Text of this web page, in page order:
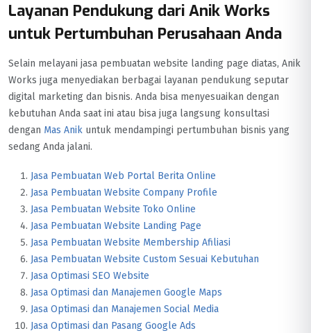
Layanan Pendukung dari Anik Works
untuk Pertumbuhan Perusahaan Anda
Selain melayani jasa pembuatan website landing page diatas, Anik
Works juga menyediakan berbagai layanan pendukung seputar
digital marketing dan bisnis. Anda bisa menyesuaikan dengan
kebutuhan Anda saat ini atau bisa juga langsung konsultasi
dengan Mas Anik untuk mendampingi pertumbuhan bisnis yang
sedang Anda jalani.
Jasa Pembuatan Web Portal Berita Online
Jasa Pembuatan Website Company Profile
Jasa Pembuatan Website Toko Online
Jasa Pembuatan Website Landing Page
Jasa Pembuatan Website Membership Afiliasi
Jasa Pembuatan Website Custom Sesuai Kebutuhan
Jasa Optimasi SEO Website
Jasa Optimasi dan Manajemen Google Maps
Jasa Optimasi dan Manajemen Social Media
Jasa Optimasi dan Pasang Google Ads